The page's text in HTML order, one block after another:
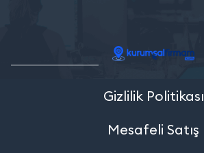
Gizlilik Politikası
Mesafeli Satış